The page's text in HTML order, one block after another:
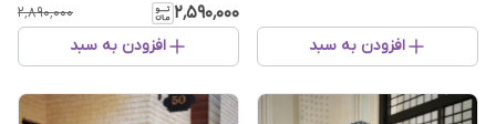
افزودن به سبد
۲٬۵۹۰٬۰۰۰ ۲٬۸۹۰٬۰۰۰
افزودن به سبد